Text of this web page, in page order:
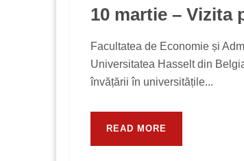
10 martie – Vizita
Facultatea de Economie și
Universitatea Hasselt din
învățării în universitățile...
READ MORE